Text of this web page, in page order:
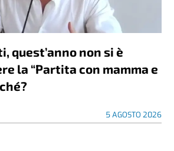
quest’anno non si è
la “Partita con mamma e
5 AGOSTO 2026